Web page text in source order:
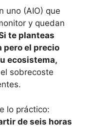
uno (AIO) que
y quedan
te planteas
pero el precio
ecosistema,
el sobrecoste
lo práctico:
de seis horas